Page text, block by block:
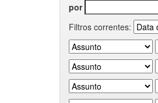
por
Filtros correntes: